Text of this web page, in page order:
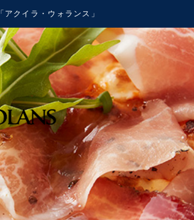
クイラ・ウォランス」